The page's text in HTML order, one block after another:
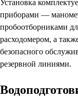
Установка
приборами —
пробоотборниками
расходомером, а
безопасного
резервной линиями.